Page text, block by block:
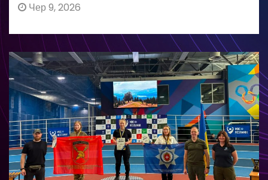
Чер 9, 2026